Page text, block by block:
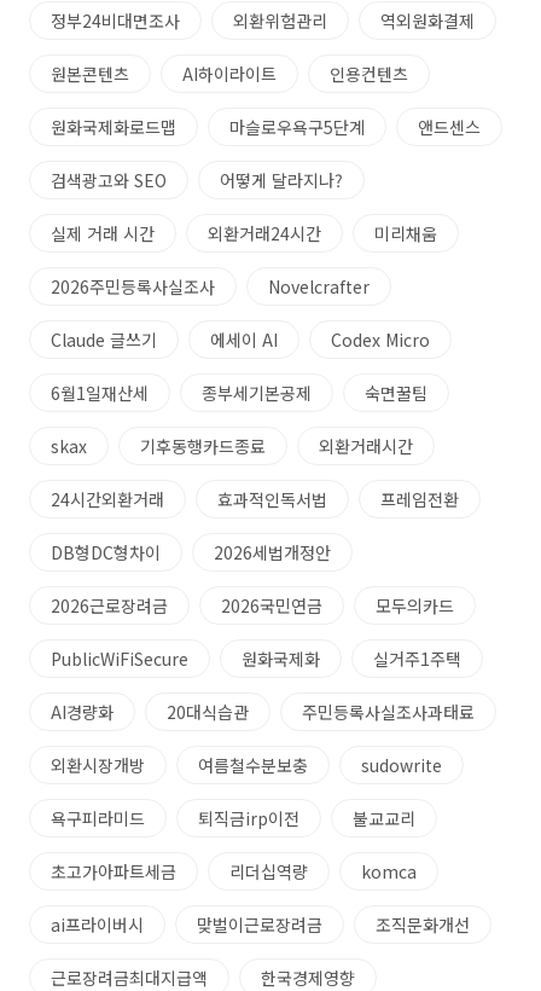
정부24비대면조사 외환위험관리 역외원화결제
원본콘텐츠 AI하이라이트 인용컨텐츠
원화국제화로드맵 마슬로우욕구5단계 앤드센스
검색광고와 SEO 어떻게 달라지나?
실제 거래 시간 외환거래24시간 미리채움
2026주민등록사실조사 Novelcrafter
Claude 글쓰기 에세이 AI Codex Micro
6월1일재산세 종부세기본공제 숙면꿀팀
skax 기후동행카드종료 외환거래시간
24시간외환거래 효과적인독서법 프레임전환
DB형DC형차이 2026세법개정안
2026근로장려금 2026국민연금 모두의카드
PublicWiFiSecure 원화국제화 실거주1주택
AI경량화 20대식습관 주민등록사실조사과태료
외환시장개방 여름철수분보충 sudowrite
욕구피라미드 퇴직금irp이전 불교교리
초고가아파트세금 리더십역량 komca
ai프라이버시 맞벌이근로장려금 조직문화개선
근로장려금최대지급액 한국경제영향